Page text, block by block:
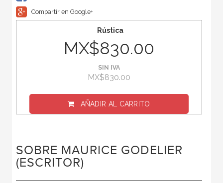
Compartir en Google+
Rústica
MX$830.00
SIN IVA
MX$830.00
AÑADIR AL CARRITO
SOBRE MAURICE GODELIER
(ESCRITOR)